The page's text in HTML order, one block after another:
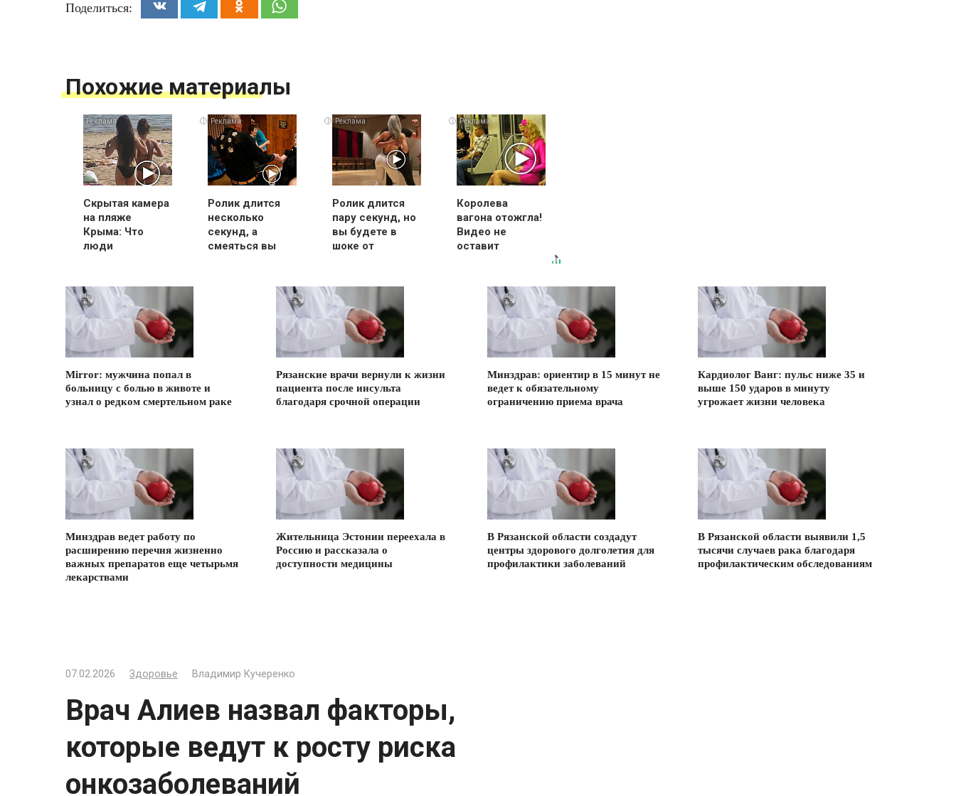
Поделиться:
Похожие материалы
i
Скрытая камера
на пляже
Крыма: Что
люди
видят...
i
Ролик длится
несколько
секунд, а
смеяться вы
i
Ролик длится
пару секунд, но
вы будете в
шоке от
Королева
вагона отожгла!
Видео не
оставит
Mirror: мужчина попал в
больницу с болью в животе и
узнал о редком смертельном раке
Рязанские врачи вернули к жизни
пациента после инсульта
благодаря срочной операции
Минздрав: ориентир в 15 минут не
ведет к обязательному
ограничению приема врача
Кардиолог Ванг: пульс ниже 35 и
выше 150 ударов в минуту
угрожает жизни человека
Минздрав ведет работу по
расширению перечня жизненно
важных препаратов еще четырьмя
лекарствами
Жительница Эстонии переехала в
Россию и рассказала о
доступности медицины
В Рязанской области создадут
центры здорового долголетия для
профилактики заболеваний
В Рязанской области выявили 1,5
тысячи случаев рака благодаря
профилактическим обследованиям
07.02.2026 Здоровье Владимир Кучеренко
Врач Алиев назвал факторы,
которые ведут к росту риска
онкозаболеваний